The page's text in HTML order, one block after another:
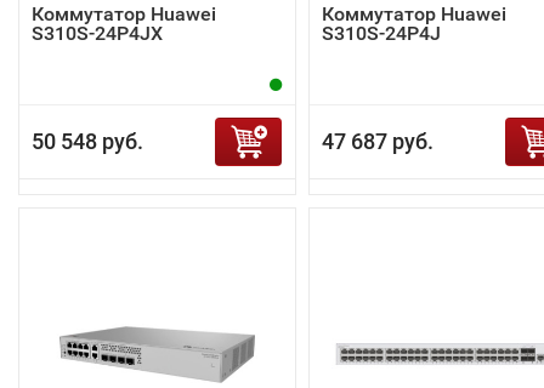
Коммутатор Huawei
S310S-24P4JX
50 548 руб.
Коммутатор Huawei
S310S-24P4J
47 687 руб.